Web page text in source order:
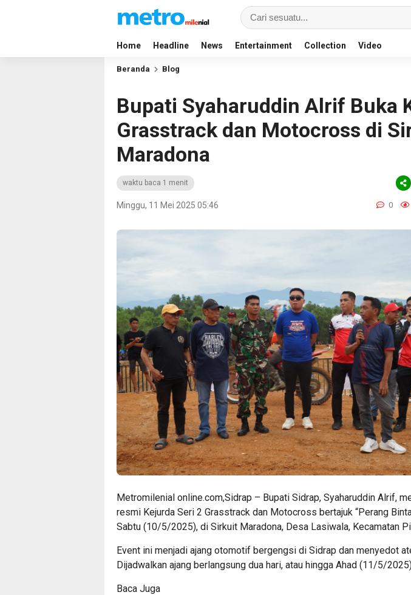
Home Headline News Entertainment Collection Video
Beranda Blog
Bupati Syaharuddin Alrif Buka
Grasstrack dan Motocross di
Maradona
waktu baca 1 menit
Minggu, 11 Mei 2025 05:46 0
Metromilenial online.com,Sidrap – Bupati Sidrap, Syaharuddin Alrif,
resmi Kejurda Seri 2 Grasstrack dan Motocross bertajuk “Perang
Sabtu (10/5/2025), di Sirkuit Maradona, Desa Lasiwala, Kecamatan
Event ini menjadi ajang otomotif bergengsi di Sidrap dan menyedot
Dijadwalkan ajang berlangsung dua hari, atau hingga Ahad (11/5/
Baca Juga